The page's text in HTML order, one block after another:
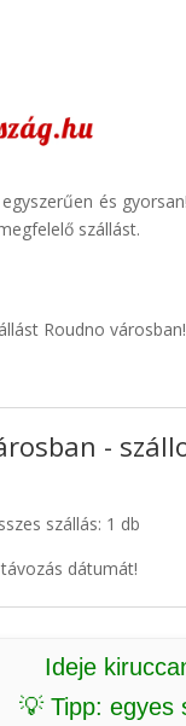
és
szállást.
Roudno városban!
-
szállás: 1 db
dátumát!
Ideje
💡 Tipp: egyes